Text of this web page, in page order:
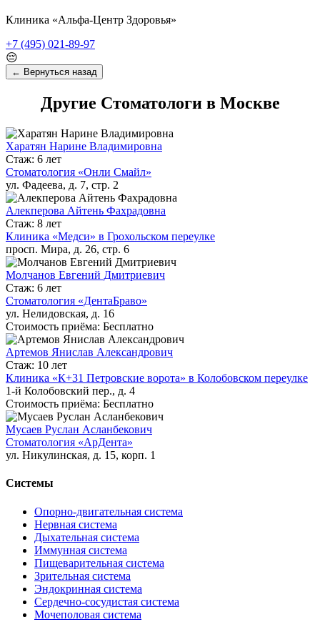
Клиника «Альфа-Центр Здоровья»
+7 (495) 021-89-97
😔
← Вернуться назад
Другие Стоматологи в Москве
Харатян Нарине Владимировна
Стаж: 6 лет
Стоматология «Онли Смайл»
ул. Фадеева, д. 7, стр. 2
Алекперова Айтень Фахрадовна
Стаж: 8 лет
Клиника «Медси» в Грохольском переулке
просп. Мира, д. 26, стр. 6
Молчанов Евгений Дмитриевич
Стаж: 6 лет
Стоматология «ДентаБраво»
ул. Нелидовская, д. 16
Стоимость приёма: Бесплатно
Артемов Янислав Александрович
Стаж: 10 лет
Клиника «К+31 Петровские ворота» в Колобовском переулке
1-й Колобовский пер., д. 4
Стоимость приёма: Бесплатно
Мусаев Руслан Асланбекович
Стоматология «АрДента»
ул. Никулинская, д. 15, корп. 1
Системы
Опорно-двигательная система
Нервная система
Дыхательная система
Иммунная система
Пищеварительная система
Зрительная система
Эндокринная система
Сердечно-сосудистая система
Мочеполовая система